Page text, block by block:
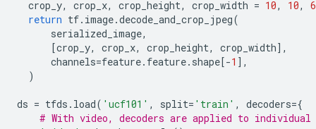
crop_y, crop_x, crop_height, crop_width = 10, 10,
return tf. image.decode_and_crop_jpeg(
serialized_image,
[crop_y, crop_x, crop_height, crop_width],
channels=feature. feature. shape[-1 ],
)
ds = tfds . load( 'ucf101' , split= 'train' , decoders={
# With video, decoders are applied to individual